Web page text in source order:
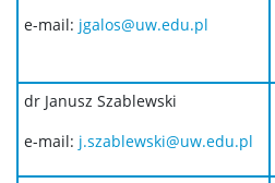
e-mail: jgalos@uw.edu.pl
dr Janusz Szablewski
e-mail: j.szablewski@uw.edu.pl